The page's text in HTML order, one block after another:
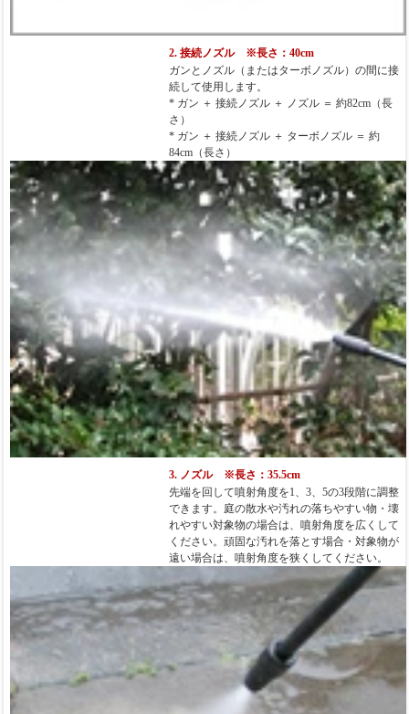
2. 接続ノズル ※長さ：40cm
ガンとノズル（またはターボノズル）の間に接
続して使用します。
* ガン ＋ 接続ノズル ＋ ノズル ＝ 約82cm（長
さ）
* ガン ＋ 接続ノズル ＋ ターボノズル ＝ 約
84cm（長さ）
3. ノズル ※長さ：35.5cm
先端を回して噴射角度を1、3、5の3段階に調整
できます。庭の散水や汚れの落ちやすい物・壊
れやすい対象物の場合は、噴射角度を広くして
ください。頑固な汚れを落とす場合・対象物が
遠い場合は、噴射角度を狭くしてください。